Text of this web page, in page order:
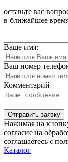
оставьте вас
в ближайшее
Ваше имя:
Ваш номер
Комментарий
Отправить заявку
Нажимая на
согласие на
соглашаетесь с
Каталог